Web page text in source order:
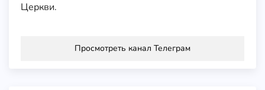
Церкви.
Просмотреть канал Телеграм